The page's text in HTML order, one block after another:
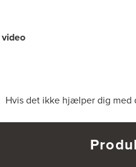
Hvis det ikke hjælper dig med